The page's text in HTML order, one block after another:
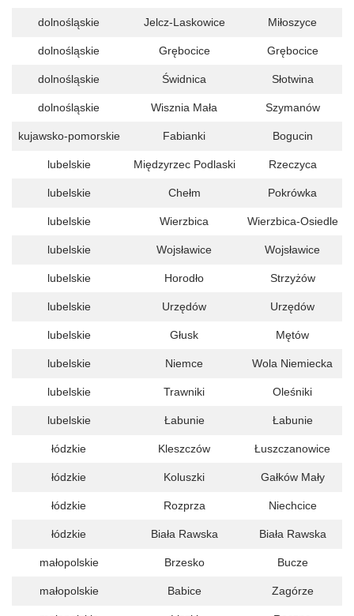
dolnośląskie Jelcz-Laskowice Miłoszyce
dolnośląskie Grębocice Grębocice
dolnośląskie Świdnica Słotwina
dolnośląskie Wisznia Mała Szymanów
kujawsko-pomorskie Fabianki Bogucin
lubelskie Międzyrzec Podlaski Rzeczyca
lubelskie Chełm Pokrówka
lubelskie Wierzbica Wierzbica-Osiedle
lubelskie Wojsławice Wojsławice
lubelskie Horodło Strzyżów
lubelskie Urzędów Urzędów
lubelskie Głusk Mętów
lubelskie Niemce Wola Niemiecka
lubelskie Trawniki Oleśniki
lubelskie Łabunie Łabunie
łódzkie Kleszczów Łuszczanowice
łódzkie Koluszki Gałków Mały
łódzkie Rozprza Niechcice
łódzkie Biała Rawska Biała Rawska
małopolskie Brzesko Bucze
małopolskie Babice Zagórze